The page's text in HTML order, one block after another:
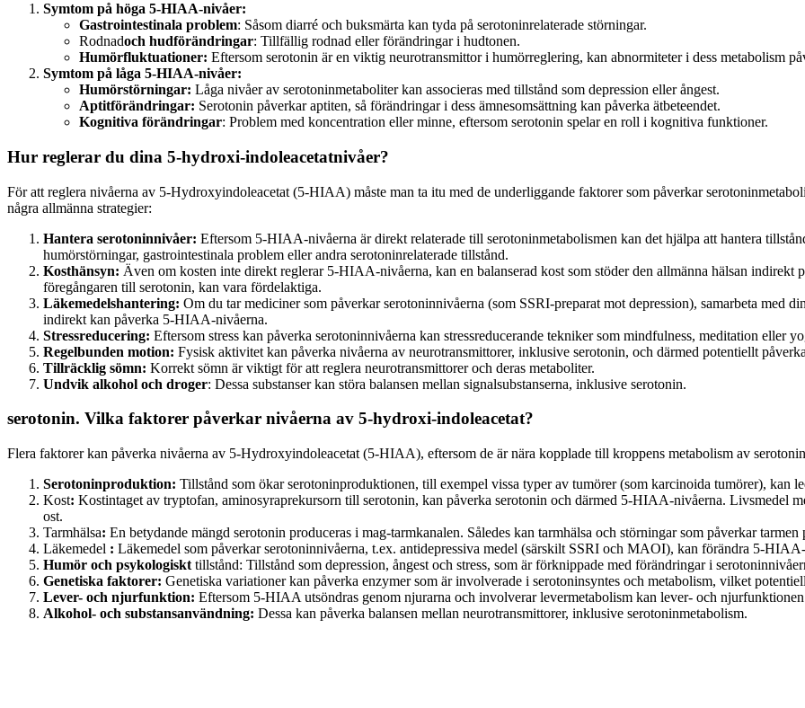
Symtom på höga 5-HIAA-nivåer:
Gastrointestinala problem: Såsom diarré och buksmärta kan tyda på serotoninrelaterade störningar.
Rodnadoch hudförändringar: Tillfällig rodnad eller förändringar i hudtonen.
Humörfluktuationer: Eftersom serotonin är en viktig neurotransmittor i humörreglering, kan abnormiteter i dess metabolism
Symtom på låga 5-HIAA-nivåer:
Humörstörningar: Låga nivåer av serotoninmetaboliter kan associeras med tillstånd som depression eller ångest.
Aptitförändringar: Serotonin påverkar aptiten, så förändringar i dess ämnesomsättning kan påverka ätbeteendet.
Kognitiva förändringar: Problem med koncentration eller minne, eftersom serotonin spelar en roll i kognitiva funktioner.
Hur reglerar du dina 5-hydroxi-indoleacetatnivåer?
För att reglera nivåerna av 5-Hydroxyindoleacetat (5-HIAA) måste man ta itu med de underliggande faktorer som påverkar
några allmänna strategier:
Hantera serotoninnivåer: Eftersom 5-HIAA-nivåerna är direkt relaterade till serotoninmetabolismen kan det hjälpa att hantera
humörstörningar, gastrointestinala problem eller andra serotoninrelaterade tillstånd.
Kosthänsyn: Även om kosten inte direkt reglerar 5-HIAA-nivåerna, kan en balanserad kost som stöder den allmänna hälsan
föregångaren till serotonin, kan vara fördelaktiga.
Läkemedelshantering: Om du tar mediciner som påverkar serotoninnivåerna (som SSRI-preparat mot depression), samarbeta med
indirekt kan påverka 5-HIAA-nivåerna.
Stressreducering: Eftersom stress kan påverka serotoninnivåerna kan stressreducerande tekniker som mindfulness, meditation eller
Regelbunden motion: Fysisk aktivitet kan påverka nivåerna av neurotransmittorer, inklusive serotonin, och därmed potentiellt
Tillräcklig sömn: Korrekt sömn är viktigt för att reglera neurotransmittorer och deras metaboliter.
Undvik alkohol och droger: Dessa substanser kan störa balansen mellan signalsubstanserna, inklusive serotonin.
serotonin. Vilka faktorer påverkar nivåerna av 5-hydroxi-indoleacetat?
Flera faktorer kan påverka nivåerna av 5-Hydroxyindoleacetat (5-HIAA), eftersom de är nära kopplade till kroppens metabolism av
Serotoninproduktion: Tillstånd som ökar serotoninproduktionen, till exempel vissa typer av tumörer (som karcinoida tumörer), kan
Kost: Kostintaget av tryptofan, aminosyraprekursorn till serotonin, kan påverka serotonin och därmed 5-HIAA-nivåerna. Livsmedel
ost.
Tarmhälsa: En betydande mängd serotonin produceras i mag-tarmkanalen. Således kan tarmhälsa och störningar som påverkar
Läkemedel : Läkemedel som påverkar serotoninnivåerna, t.ex. antidepressiva medel (särskilt SSRI och MAOI), kan förändra 5-
Humör och psykologiskt tillstånd: Tillstånd som depression, ångest och stress, som är förknippade med förändringar i
Genetiska faktorer: Genetiska variationer kan påverka enzymer som är involverade i serotoninsyntes och metabolism, vilket
Lever- och njurfunktion: Eftersom 5-HIAA utsöndras genom njurarna och involverar levermetabolism kan lever- och njurfunktionen
Alkohol- och substansanvändning: Dessa kan påverka balansen mellan neurotransmittorer, inklusive serotoninmetabolism.